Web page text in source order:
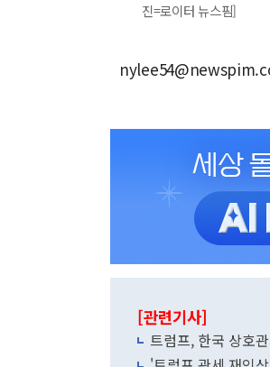
진=로이터 뉴스핌]
[관련기사]
트럼프, 한국 상호